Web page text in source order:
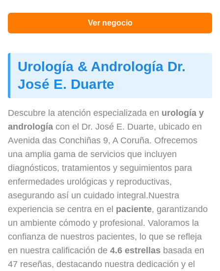
Ver negocio
Urología & Andrología Dr.
José E. Duarte
Descubre la atención especializada en urología y
andrología con el Dr. José E. Duarte, ubicado en
Avenida das Conchiñas 9, A Coruña. Ofrecemos
una amplia gama de servicios que incluyen
diagnósticos, tratamientos y seguimientos para
enfermedades urológicas y reproductivas,
asegurando así un cuidado integral.Nuestra
experiencia se centra en el paciente, garantizando
un ambiente cómodo y profesional. Valoramos la
confianza de nuestros pacientes, lo que se refleja
en nuestra calificación de 4.6 estrellas basada en
47 reseñas, destacando nuestra dedicación y el